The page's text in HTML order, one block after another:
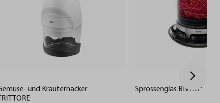
und Kräuterhacker
TRITTORE
Sprossenglas BIVITA®